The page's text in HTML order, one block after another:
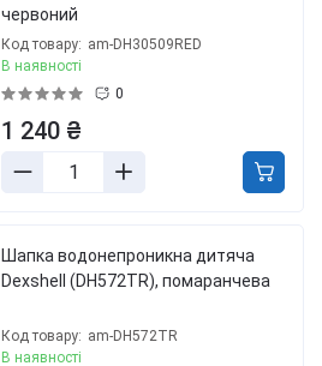
червоний
Код товару: am-DH30509RED
В наявності
0
1 240 ₴
Шапка водонепроникна дитяча
Dexshell (DH572TR), помаранчева
Код товару: am-DH572TR
В наявності